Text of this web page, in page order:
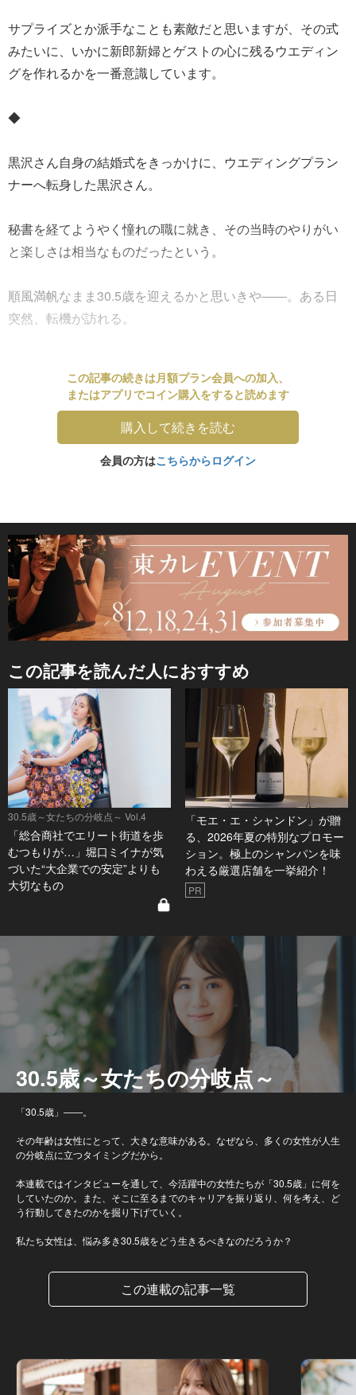
サプライズとか派手なことも素敵だと思いますが、その式
みたいに、いかに新郎新婦とゲストの心に残るウエディン
グを作れるかを一番意識しています。
◆
黒沢さん自身の結婚式をきっかけに、ウエディングプラン
ナーへ転身した黒沢さん。
秘書を経てようやく憧れの職に就き、その当時のやりがい
と楽しさは相当なものだったという。
順風満帆なまま30.5歳を迎えるかと思いきや――。ある日
突然、転機が訪れる。
この記事の続きは月額プラン会員への加入、
またはアプリでコイン購入をすると読めます
購入して続きを読む
会員の方はこちらからログイン
この記事を読んだ人におすすめ
30.5歳～女たちの分岐点～ Vol.4
「総合商社でエリート街道を歩
むつもりが…」堀口ミイナが気
づいた“大企業での安定”よりも
大切なもの
「モエ・エ・シャンドン」が贈
る、2026年夏の特別なプロモー
ション。極上のシャンパンを味
わえる厳選店舗を一挙紹介！
PR
30.5歳～女たちの分岐点～
「30.5歳」――。
その年齢は女性にとって、大きな意味がある。なぜなら、多くの女性が人生
の分岐点に立つタイミングだから。
本連載ではインタビューを通して、今活躍中の女性たちが「30.5歳」に何を
していたのか。また、そこに至るまでのキャリアを振り返り、何を考え、ど
う行動してきたのかを掘り下げていく。
私たち女性は、悩み多き30.5歳をどう生きるべきなのだろうか？
この連載の記事一覧